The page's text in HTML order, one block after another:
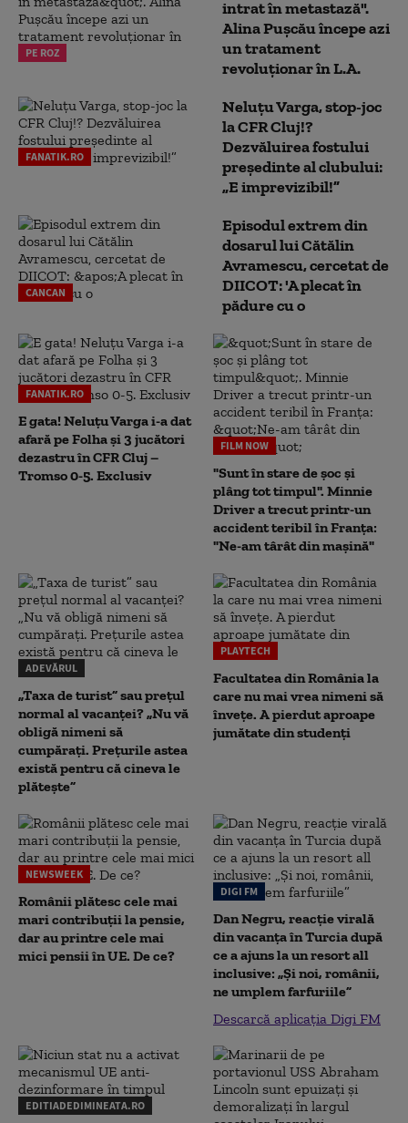
PE ROZ
intrat în metastază".
Alina Pușcău începe azi
un tratament
revoluționar în L.A.
FANATIK.RO
Neluțu Varga, stop-joc
la CFR Cluj!?
Dezvăluirea fostului
președinte al clubului:
„E imprevizibil!”
CANCAN
Episodul extrem din
dosarul lui Cătălin
Avramescu, cercetat de
DIICOT: 'A plecat în
pădure cu o
FANATIK.RO
E gata! Neluțu Varga i-a dat
afară pe Folha și 3 jucători
dezastru în CFR Cluj –
Tromso 0-5. Exclusiv
FILM NOW
"Sunt în stare de șoc și
plâng tot timpul". Minnie
Driver a trecut printr-un
accident teribil în Franța:
"Ne-am târât din mașină"
ADEVĂRUL
„Taxa de turist” sau prețul
normal al vacanței? „Nu vă
obligă nimeni să
cumpărați. Prețurile astea
există pentru că cineva le
plătește”
PLAYTECH
Facultatea din România la
care nu mai vrea nimeni să
înveţe. A pierdut aproape
jumătate din studenţi
NEWSWEEK
Românii plătesc cele mai
mari contribuții la pensie,
dar au printre cele mai
mici pensii în UE. De ce?
DIGI FM
Dan Negru, reacție virală
din vacanța în Turcia după
ce a ajuns la un resort all
inclusive: „Și noi, românii,
ne umplem farfuriile”
Descarcă aplicația Digi FM
EDITIADEDIMINEATA.RO